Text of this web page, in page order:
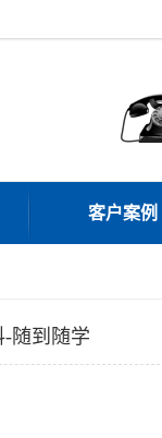
客户案例
随到随学